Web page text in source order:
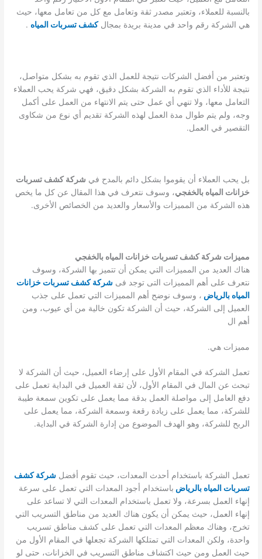
بالنسبة للعملاء، وتعتبر مصدر ثقة وتعامل مع كل من تعامل معها، حيث
هي الشركة رقم واحد في مدينة بريدة بمجالكشف تسربات المياه .
وتعتبر من أفضل الشركات نتيجة للعمل الذي تقوم به بشكل متواصل،
نتيجة للأداء الذي تقوم به الشركة بشكل دقيق، فهي شركة يحب العملاء
التعامل معها، ولا تنهي أي عمل حتى يتم الانتهاء من العمل على أكمل
وجه، ولم يتم طوال مدة العمل لهذه الشركة تقديم أي نوع من شكاوى
التقصير في العمل.
بل يحب العملاء أن يقوموا بشكل دائم بالمدح في شركة كشف تسربات
خزانات المياه بالخفجي، وسوف نتعرف في هذا المقال عن كل ما يخص
هذه الشركة من المميزات والأسعار والعديد من الخصائص الأخرى.
مميزات شركة كشف تسربات خزانات المياه بالخفجي
هناك العديد من المميزات التي يمكن أن تتميز بها الشركة، وسوف
نتعرف على أهم المميزات التى توجد فىشركة كشف تسربات خزانات
المياه بالرياض ، وسوف نوضح أهم المميزات التي تعمل على جذب
العميل إلى الشركة، حيث أن الشركة تكون خالية من أي عيوب، ومن
أهم ال
مميزات هي.
تعمل الشركة في المقام الأول على إرضاء العميل، حيث أن الشركة لا
تبحث عن المال في المقام الأول، لأن ثقة العميل في البداية تعمل على
دفع العامل إلى مواصلة العمل بدقة مما يعمل على تكوين سمعة طيبة
للشركة، مما يعمل على زيادة رقعة وسمعة الشركة، مما يعمل على
الربح للشركة، وهو الهدف الموضوع من إدارة الشركة في البداية.
تعمل الشركة باستخدام أحدث المعدات، حيث تقوم أفضلشركة كشف
تسربات المياه بالرياض باستخدام أجود المعدات التي تعمل على سرعة
إنهاء العمل بسرعة، ولا تعمل باستخدام المعدات التي لا تساعد على
إنهاء العمل، حيث يمكن أن يكون هناك العديد من مناطق التسريب التي
تخرج، وهناك معظم المعدات التي تعمل على كشف مناطق تسريب
واحدة، ولكن المعدات التي تمتلكها الشركة تجعلها في المقام الأول من
حيث العمل ومن حيث اكتشاف مناطق التسريب في الخزانات، حتى لو